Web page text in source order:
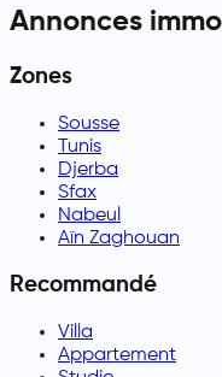
Annonces
Zones
Sousse
Tunis
Djerba
Sfax
Nabeul
Aïn Zaghouan
Recommandé
Villa
Appartement